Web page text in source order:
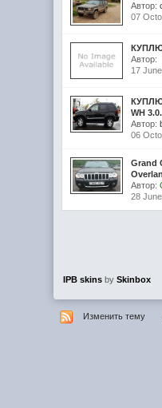
Автор:
07
Автор:
17
КУПЛЮ
WH
Автор:
06
Grand
Автор:
28
IPB skins bySkinbox
Изменить тему